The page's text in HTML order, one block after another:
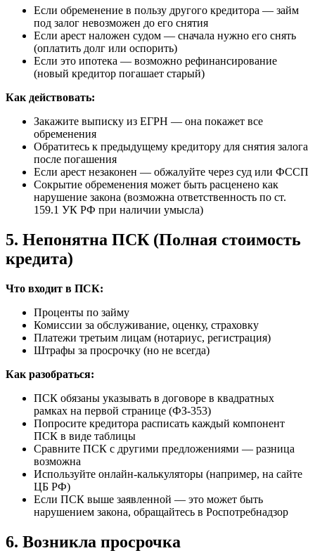
Если обременение в пользу другого кредитора — займ
под залог невозможен до его снятия
Если арест наложен судом — сначала нужно его снять
(оплатить долг или оспорить)
Если это ипотека — возможно рефинансирование
(новый кредитор погашает старый)
Как действовать:
Закажите выписку из ЕГРН — она покажет все
обременения
Обратитесь к предыдущему кредитору для снятия залога
после погашения
Если арест незаконен — обжалуйте через суд или ФССП
Сокрытие обременения может быть расценено как
нарушение закона (возможна ответственность по ст.
159.1 УК РФ при наличии умысла)
5. Непонятна ПСК (Полная стоимость
кредита)
Что входит в ПСК:
Проценты по займу
Комиссии за обслуживание, оценку, страховку
Платежи третьим лицам (нотариус, регистрация)
Штрафы за просрочку (но не всегда)
Как разобраться:
ПСК обязаны указывать в договоре в квадратных
рамках на первой странице (ФЗ-353)
Попросите кредитора расписать каждый компонент
ПСК в виде таблицы
Сравните ПСК с другими предложениями — разница
возможна
Используйте онлайн-калькуляторы (например, на сайте
ЦБ РФ)
Если ПСК выше заявленной — это может быть
нарушением закона, обращайтесь в Роспотребнадзор
6. Возникла просрочка